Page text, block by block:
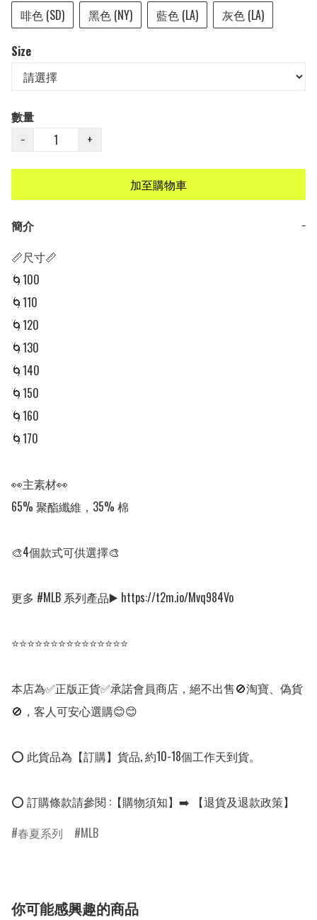
啡色 (SD)
黑色 (NY) 藍色 (LA) 灰色 (LA)
Size
數量
−
+
加至購物車
簡介
−
📏尺寸📏
🌀100
🌀110
🌀120
🌀130
🌀140
🌀150
🌀160
🌀170
👀主素材👀
65% 聚酯纖維，35% 棉
🎨4個款式可供選擇🎨
更多 #MLB 系列產品▶️ https://t2m.io/Mvq984Vo
⭐⭐⭐⭐⭐⭐⭐⭐⭐⭐⭐⭐⭐⭐⭐
本店為✅正版正貨✅承諾會員商店，絕不出售🚫淘寶、偽貨
🚫，客人可安心選購😊😊
⭕ 此貨品為【訂購】貨品, 約10-18個工作天到貨。
⭕ 訂購條款請參閱 :【購物須知】➡️ 【退貨及退款政策】
春夏系列
MLB
你可能感興趣的商品